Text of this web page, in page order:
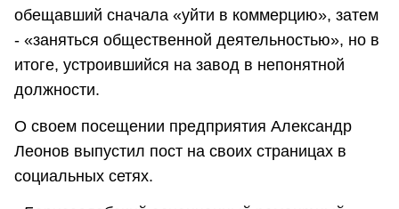
обещавший сначала «уйти в коммерцию», затем
- «заняться общественной деятельностью», но в
итоге, устроившийся на завод в непонятной
должности.
О своем посещении предприятия Александр
Леонов выпустил пост на своих страницах в
социальных сетях.